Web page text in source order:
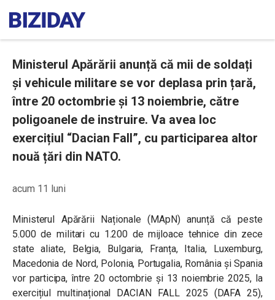
Ministerul Apărării anunță că mii de soldați
și vehicule militare se vor deplasa prin țară,
între 20 octombrie și 13 noiembrie, către
poligoanele de instruire. Va avea loc
exercițiul “Dacian Fall”, cu participarea altor
nouă țări din NATO.
acum 11 luni
Ministerul Apărării Naționale (MApN) anunță că peste
5.000 de militari cu 1.200 de mijloace tehnice din zece
state aliate, Belgia, Bulgaria, Franța, Italia, Luxemburg,
Macedonia de Nord, Polonia, Portugalia, România și Spania
vor participa, între 20 octombrie și 13 noiembrie 2025, la
exercițiul multinațional DACIAN FALL 2025 (DAFA 25),